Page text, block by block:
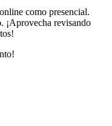
como presencial.
. ¡Aprovecha revisando